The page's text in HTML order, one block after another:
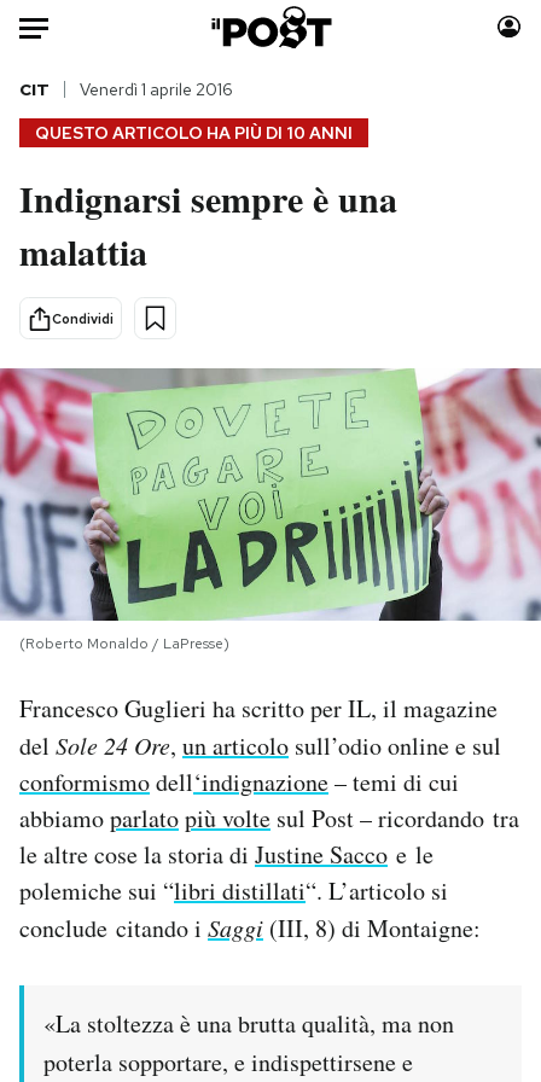
HOME
Italia
Politica
Tecnologia
Internet
Scienza
Cultura
Economia
Sport
Moda
Media
Europa
Altrecose
Mondiali calcio 2026
PODCAST
I MIEI PREFERITI
SHOP
CALENDARIO
Area Personale
Newsletter
QUESTO ARTICOLO HA PIÙ DI 10 ANNI
CIT Venerdì 1 aprile 2016
Indignarsi sempre è una
malattia
Condividi
(Roberto Monaldo / LaPresse)
Francesco Guglieri ha scritto per IL, il magazine
del Sole 24 Ore, un articolo sull’odio online e sul
conformismodell‘indignazione– temi di cui
abbiamoparlatopiù volte sul Post – ricordando tra
le altre cose la storia di Justine Sacco e le
polemiche sui “libri distillati“. L’articolo si
conclude citando i Saggi (III, 8) di Montaigne:
«La stoltezza è una brutta qualità, ma non
poterla sopportare, e indispettirsene e